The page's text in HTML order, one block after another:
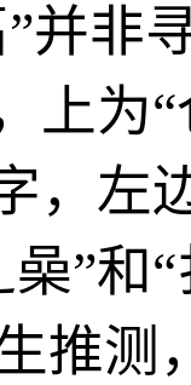
”并非
上为
，左
”和
推测